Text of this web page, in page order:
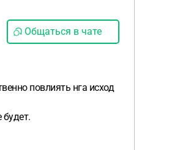
Общаться в чате
повлиять нга исход